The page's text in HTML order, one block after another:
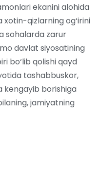
ekanini alohida
xotin-qizlarning og‘irini
sohalarda zarur
davlat siyosatining
bo‘lib qolishi qayd
tashabbuskor,
kengayib borishiga
jamiyatning